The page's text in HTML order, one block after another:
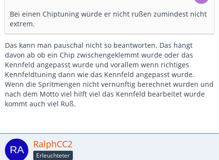
Bei einen Chiptuning würde er nicht rußen zumindest nicht
extrem.
Das kann man pauschal nicht so beantworten. Das hängt
davon ab ob ein Chip zwischengeklemmt wurde oder das
Kennfeld angepasst wurde und vorallem wenn richtiges
Kennfeldtuning dann wie das Kennfeld angepasst wurde.
Wenn die Spritmengen nicht vernünftig berechnet wurden und
nach dem Motto viel hilft viel das Kennfeld bearbeitet wurde
kommt auch viel Ruß.
RalphCC2
Erleuchteter